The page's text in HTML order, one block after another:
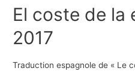
El coste de la
2017
Traduction espagnole de « Le